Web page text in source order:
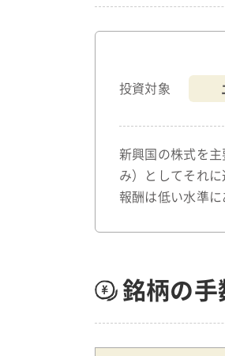
投資対象
新興国の株式を
み）としてそれ
報酬は低い水準に
銘柄の手